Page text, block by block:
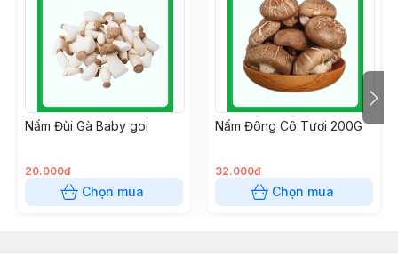
Nấm Đùi Gà Baby goi
20.000đ
Chọn mua
Nấm Đông Cô Tươi 200G
32.000đ
Chọn mua